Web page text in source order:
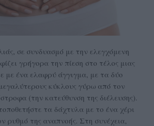
σε συνδυασμό με την ελεγχόμενη
γρήγορα την πίεση στο τέλος μιας
με ένα ελαφρύ άγγιγμα, με τα δύο
κύκλους γύρω από τον
(την κατεύθυνση της διέλευσης).
τα δάχτυλα με το ένα χέρι
ρυθμό της αναπνοής. Στη συνέχεια,